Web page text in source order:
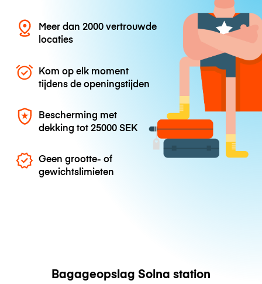
Meer dan 2000 vertrouwde
locaties
Kom op elk moment
tijdens de openingstijden
Bescherming met
dekking tot25000 SEK
Geen grootte- of
gewichtslimieten
Bagageopslag Solna station